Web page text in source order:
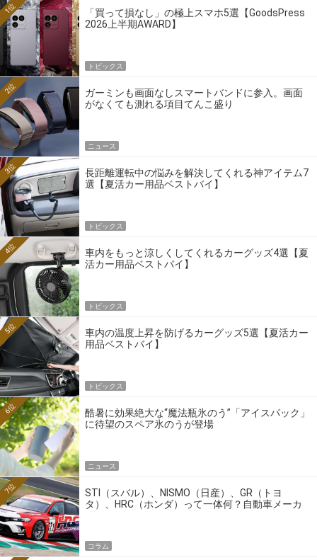
「買って損なし」の極上スマホ5選【GoodsPress
2026上半期AWARD】
1位
トピックス
ガーミンも画面なしスマートバンドに参入。画面
がなくても測れる項目てんこ盛り
2位
ニュース
長距離運転中の悩みを解決してくれる神アイテム7
選【夏活カー用品ベストバイ】
3位
トピックス
車内をもっと涼しくしてくれるカーグッズ4選【夏
活カー用品ベストバイ】
4位
トピックス
車内の温度上昇を防げるカーグッズ5選【夏活カー
用品ベストバイ】
5位
トピックス
酷暑に効果絶大な“魔法瓶氷のう”「アイスパック」
に待望のスペア氷のうが登場
6位
ニュース
STI（スバル）、NISMO（日産）、GR（トヨ
タ）、HRC（ホンダ）って一体何？自動車メーカ
7位
コラム